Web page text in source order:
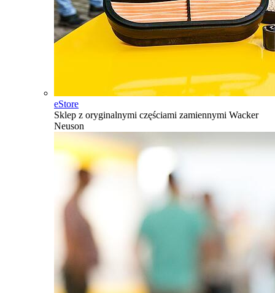
eStore
Sklep z oryginalnymi częściami zamiennymi Wacker
Neuson